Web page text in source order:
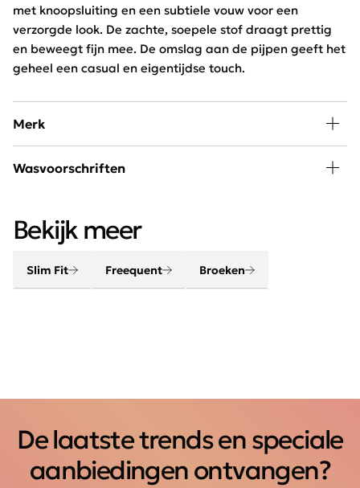
met knoopsluiting en een subtiele vouw voor een
verzorgde look. De zachte, soepele stof draagt prettig
en beweegt fijn mee. De omslag aan de pijpen geeft het
geheel een casual en eigentijdse touch.
Merk
Mode, passie en creativiteit staan centraal bij
chique, elegant, stoer en helemaal van deze tijd.
Wasvoorschriften
niet bleken
Bekijk meer
Slim Fit Freequent Broeken
De laatste trends en speciale
aanbiedingen ontvangen?